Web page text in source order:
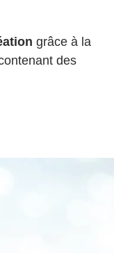
grâce à la
des